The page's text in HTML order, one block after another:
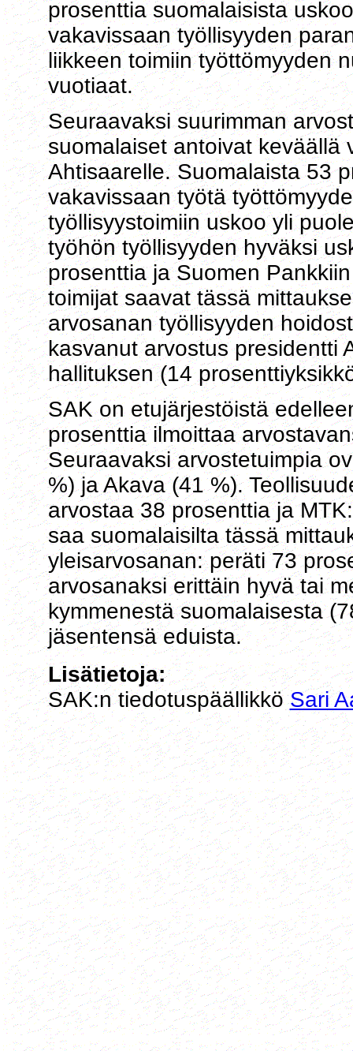
prosenttia suomalaisista
vakavissaan työllisyyden
liikkeen toimiin työttömyyden
vuotiaat.
Seuraavaksi suurimman
suomalaiset antoivat keväällä
Ahtisaarelle. Suomalaista 53
vakavissaan työtä
työllisyystoimiin uskoo yli
työhön työllisyyden hyväksi
prosenttia ja Suomen
toimijat saavat tässä
arvosanan työllisyyden
kasvanut arvostus presidentti
hallituksen (14
SAK on etujärjestöistä
prosenttia ilmoittaa
Seuraavaksi arvostetuimpia
%) ja Akava (41 %).
arvostaa 38 prosenttia ja
saa suomalaisilta tässä
yleisarvosanan: peräti 73
arvosanaksi erittäin hyvä tai
kymmenestä suomalaisesta
jäsentensä eduista.
Lisätietoja:
SAK:n tiedotuspäällikköSari